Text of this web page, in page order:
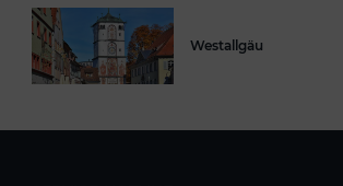
Westallgäu